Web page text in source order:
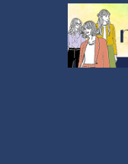
に歩くようになったん
っている『激しい首振り